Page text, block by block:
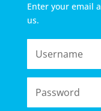
Enter your email
us.